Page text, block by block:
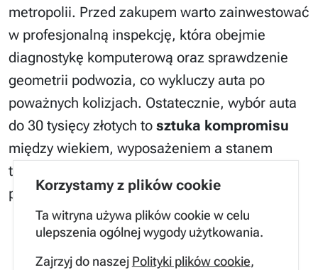
Korzystamy z plików cookie
Ta witryna używa plików cookie w celu
ulepszenia ogólnej wygody użytkowania.
Zajrzyj do naszej Polityki plików cookie,
metropolii. Przed zakupem warto zainwestować
w profesjonalną inspekcję, która obejmie
diagnostykę komputerową oraz sprawdzenie
geometrii podwozia, co wykluczy auta po
poważnych kolizjach. Ostatecznie, wybór auta
do 30 tysięcy złotych to sztuka kompromisu
między wiekiem, wyposażeniem a stanem
technicznym, gdzie ten ostatni parametr
powinien być zawsze priorytetem.
Sprawdź historię pojazdu w bazie CEPiK
przed wyjazdem na oględziny.